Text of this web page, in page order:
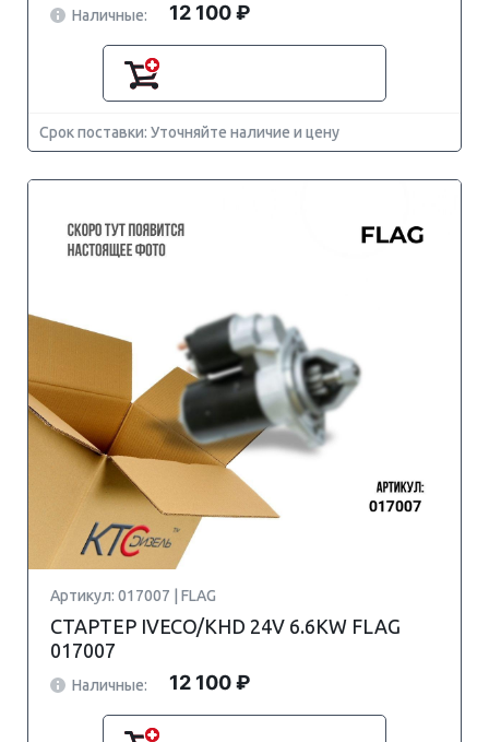
Наличные: 12 100 ₽
Срок поставки: Уточняйте наличие и цену
Артикул: 017007 | FLAG
СТАРТЕР IVECO/KHD 24V 6.6KW FLAG
017007
Наличные: 12 100 ₽